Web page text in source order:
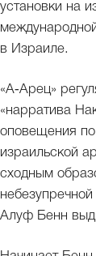
установки на
в Израиле.
«А‑Арец»
«нарратива
оповещения по
израильской
сходным
Алуф Бенн